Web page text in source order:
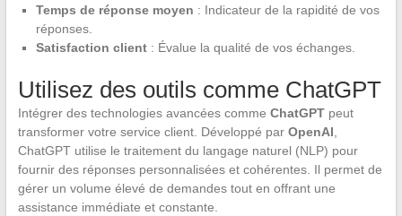
Temps de réponse moyen : Indicateur de la rapidité de vos
réponses.
Satisfaction client: Évalue la qualité de vos échanges.
Utilisez des outils comme ChatGPT
Intégrer des technologies avancées comme ChatGPTpeut
transformer votre service client. Développé par OpenAI,
ChatGPT utilise le traitement du langage naturel (NLP) pour
fournir des réponses personnalisées et cohérentes. Il permet de
gérer un volume élevé de demandes tout en offrant une
assistance immédiate et constante.